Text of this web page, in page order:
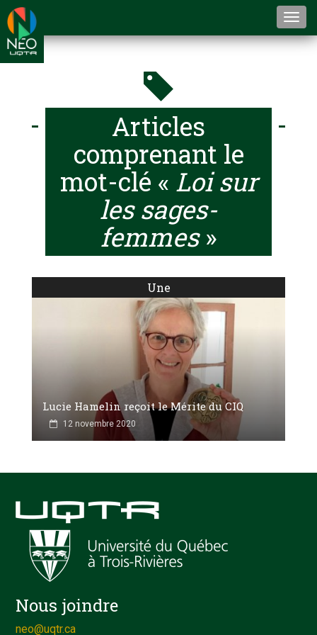
Articles
comprenant le
mot-clé « Loi sur
les sages-
femmes»
Une
Lucie Hamelin reçoit le Mérite du CIQ
12 novembre 2020
Nous joindre
neo@uqtr.ca